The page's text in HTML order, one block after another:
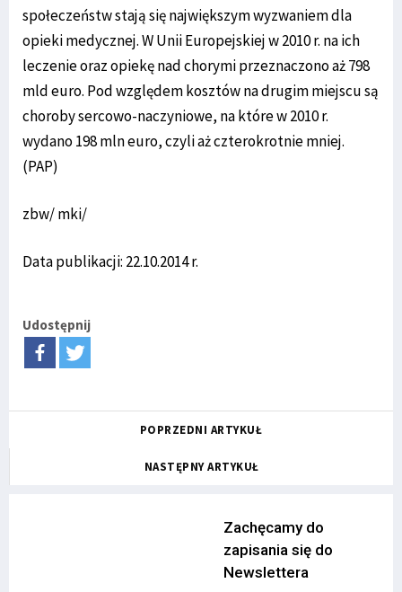
społeczeństw stają się największym wyzwaniem dla
opieki medycznej. W Unii Europejskiej w 2010 r. na ich
leczenie oraz opiekę nad chorymi przeznaczono aż 798
mld euro. Pod względem kosztów na drugim miejscu są
choroby sercowo-naczyniowe, na które w 2010 r.
wydano 198 mln euro, czyli aż czterokrotnie mniej.
(PAP)
zbw/ mki/
Data publikacji: 22.10.2014 r.
Udostępnij
POPRZEDNI ARTYKUŁ
NASTĘPNY ARTYKUŁ
Zachęcamy do
zapisania się do
Newslettera